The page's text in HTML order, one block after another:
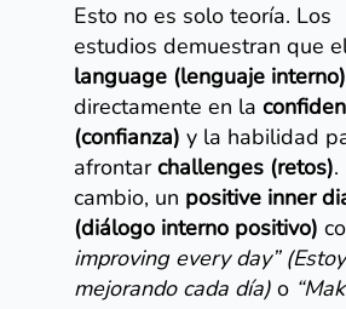
Esto no es solo teoría. Los
estudios demuestran que
language (lenguaje interno)
directamente en la
(confianza) y la habilidad
afrontarchallenges (retos).
cambio, un positive inner
(diálogo interno positivo)
improving every day” (Estoy
mejorando cada día) o